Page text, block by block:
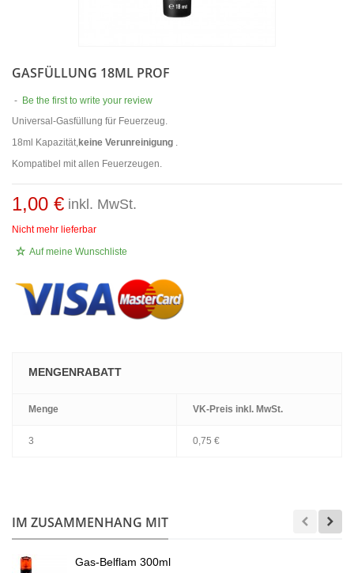
GASFÜLLUNG 18ML PROF
- Be the first to write your review
Universal-Gasfüllung für Feuerzeug.
18ml Kapazität,keine Verunreinigung .
Kompatibel mit allen Feuerzeugen.
1,00 € inkl. MwSt.
Nicht mehr lieferbar
Auf meine Wunschliste
MENGENRABATT
Menge VK-Preis inkl. MwSt.
3 0,75 €
IM ZUSAMMENHANG MIT
Gas-Belflam 300ml